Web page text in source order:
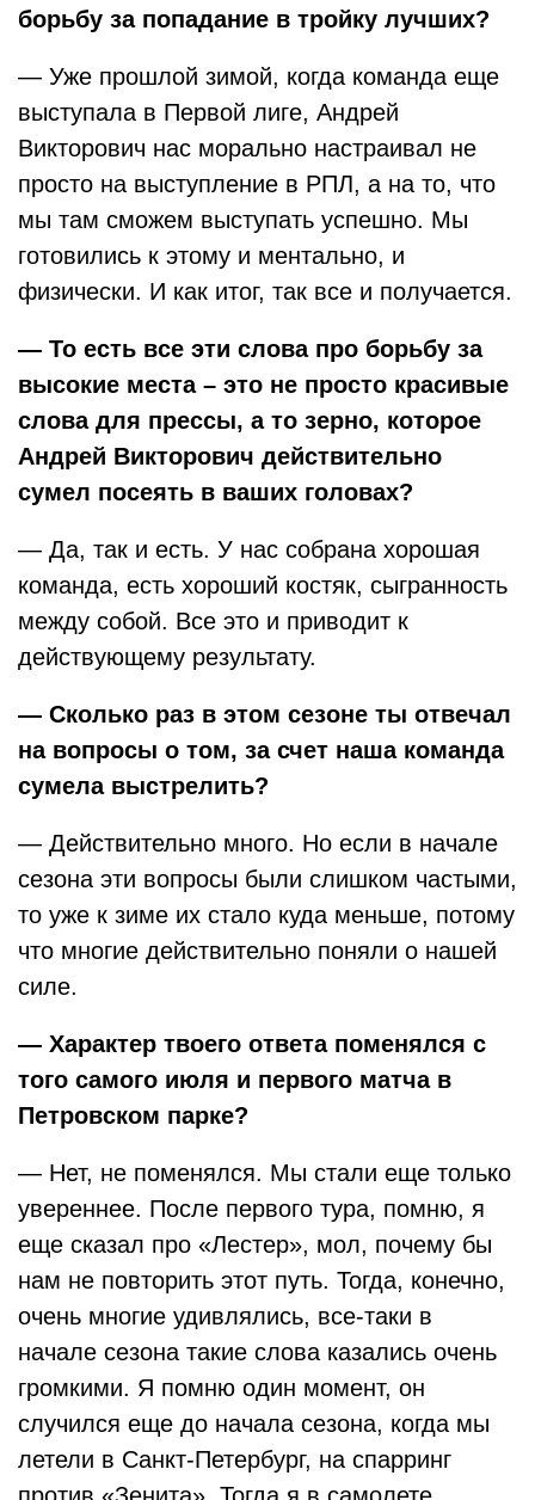
борьбу за попадание в тройку лучших?
— Уже прошлой зимой, когда команда еще
выступала в Первой лиге, Андрей
Викторович нас морально настраивал не
просто на выступление в РПЛ, а на то, что
мы там сможем выступать успешно. Мы
готовились к этому и ментально, и
физически. И как итог, так все и получается.
— То есть все эти слова про борьбу за
высокие места – это не просто красивые
слова для прессы, а то зерно, которое
Андрей Викторович действительно
сумел посеять в ваших головах?
— Да, так и есть. У нас собрана хорошая
команда, есть хороший костяк, сыгранность
между собой. Все это и приводит к
действующему результату.
— Сколько раз в этом сезоне ты отвечал
на вопросы о том, за счет наша команда
сумела выстрелить?
— Действительно много. Но если в начале
сезона эти вопросы были слишком частыми,
то уже к зиме их стало куда меньше, потому
что многие действительно поняли о нашей
силе.
— Характер твоего ответа поменялся с
того самого июля и первого матча в
Петровском парке?
— Нет, не поменялся. Мы стали еще только
увереннее. После первого тура, помню, я
еще сказал про «Лестер», мол, почему бы
нам не повторить этот путь. Тогда, конечно,
очень многие удивлялись, все-таки в
начале сезона такие слова казались очень
громкими. Я помню один момент, он
случился еще до начала сезона, когда мы
летели в Санкт-Петербург, на спарринг
против «Зенита». Тогда я в самолете